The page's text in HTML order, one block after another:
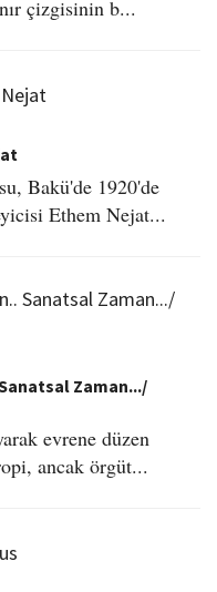
çizgisinin b...
Bakü'de 1920'de
Ethem Nejat...
Zaman.../
evrene düzen
ancak örgüt...